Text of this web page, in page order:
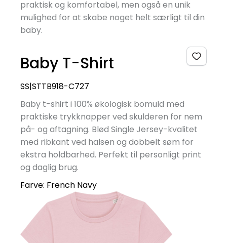
praktisk og komfortabel, men også en unik
mulighed for at skabe noget helt særligt til din
baby.
Baby T-Shirt
SS|STTB918-C727
Baby t-shirt i 100% økologisk bomuld med
praktiske trykknapper ved skulderen for nem
på- og aftagning. Blød Single Jersey-kvalitet
med ribkant ved halsen og dobbelt søm for
ekstra holdbarhed. Perfekt til personligt print
og daglig brug.
Farve: French Navy